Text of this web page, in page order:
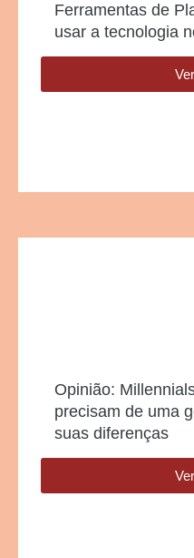
Ferramentas de
usar a tecnologia
Opinião:
precisam de uma
suas diferenças